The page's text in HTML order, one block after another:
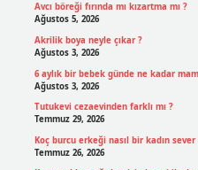
Avcı böreği fırında mı kızartma mı ?
Ağustos 5, 2026
Akrilik boya neyle çıkar ?
Ağustos 3, 2026
6 aylık bir bebek günde ne kadar
Ağustos 3, 2026
Tutukevi cezaevinden farklı mı ?
Temmuz 29, 2026
Koç burcu erkeği nasıl bir kadın sever
Temmuz 26, 2026